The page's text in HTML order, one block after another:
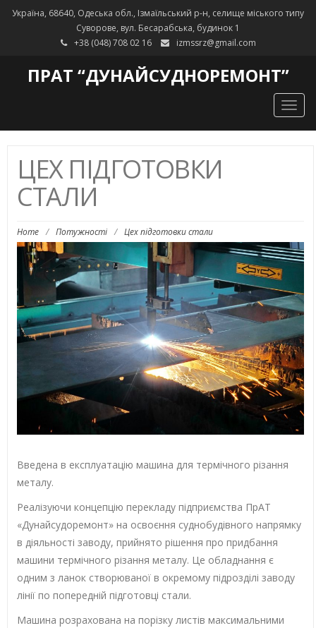
Україна, 68640, Одеська обл., Ізмаїльський р-н, селище міського типу
Суворове, вул. Бесарабська, будинок 1
+38 (048) 708 02 16
izmssrz@gmail.com
ПРАТ “ДУНАЙСУДНОРЕМОНТ”
ЦЕХ ПІДГОТОВКИ
СТАЛИ
Home / Потужності / Цех підготовки стали
Введена в експлуатацію машина для термічного різання
металу.
Реалізуючи концепцію перекладу підприємства ПрАТ
«Дунайсудоремонт» на освоєння суднобудівного напрямку
в діяльності заводу, прийнято рішення про придбання
машини термічного різання металу. Це обладнання є
одним з ланок створюваної в окремому підрозділі заводу
лінії по попередній підготовці стали.
Машина розрахована на порізку листів максимальними